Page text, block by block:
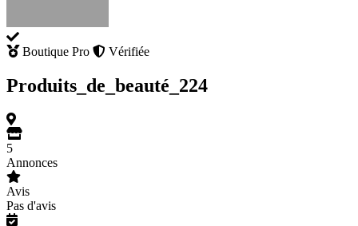
Boutique Pro Vérifiée
Produits_de_beauté_224
5
Annonces
Avis
Pas d'avis